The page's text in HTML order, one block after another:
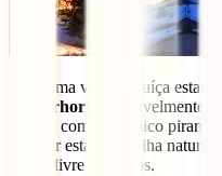
Nenhuma visita à Suíça
Matterhorn
, provavelmente
mundo com o seu pico
admirar esta maravilha natural é
alpina livre de carros.